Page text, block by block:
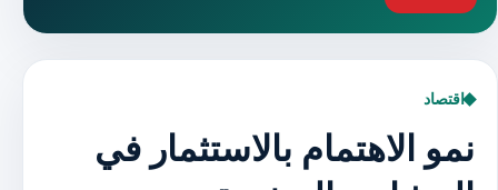
اقتصاد
نمو الاهتمام بالاستثمار في